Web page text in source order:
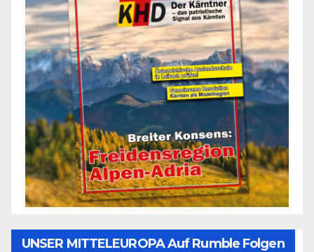
UNSER MITTELEUROPA Auf Rumble Folgen